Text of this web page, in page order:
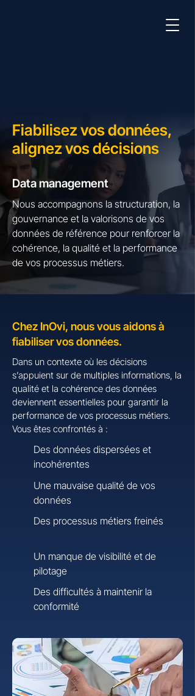
Fiabilisez vos données,
alignez vos décisions
Data management
Nous accompagnons la structuration, la
gouvernance et la valorisons de vos
données de référence pour renforcer la
cohérence, la qualité et la performance
de vos processus métiers.
Chez InOvi, nous vous aidons à
fiabiliser vos données.
Dans un contexte où les décisions
s’appuient sur de multiples informations, la
qualité et la cohérence des données
deviennent essentielles pour garantir la
performance de vos processus métiers.
Vous êtes confrontés à :
Des données dispersées et
incohérentes
Une mauvaise qualité de vos
données
Des processus métiers freinés
Un manque de visibilité et de
pilotage
Des difficultés à maintenir la
conformité